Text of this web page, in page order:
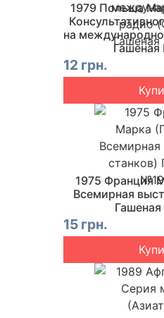
1979 Польша
на
12 грн.
1975 Франция
Всемирная
15 грн.